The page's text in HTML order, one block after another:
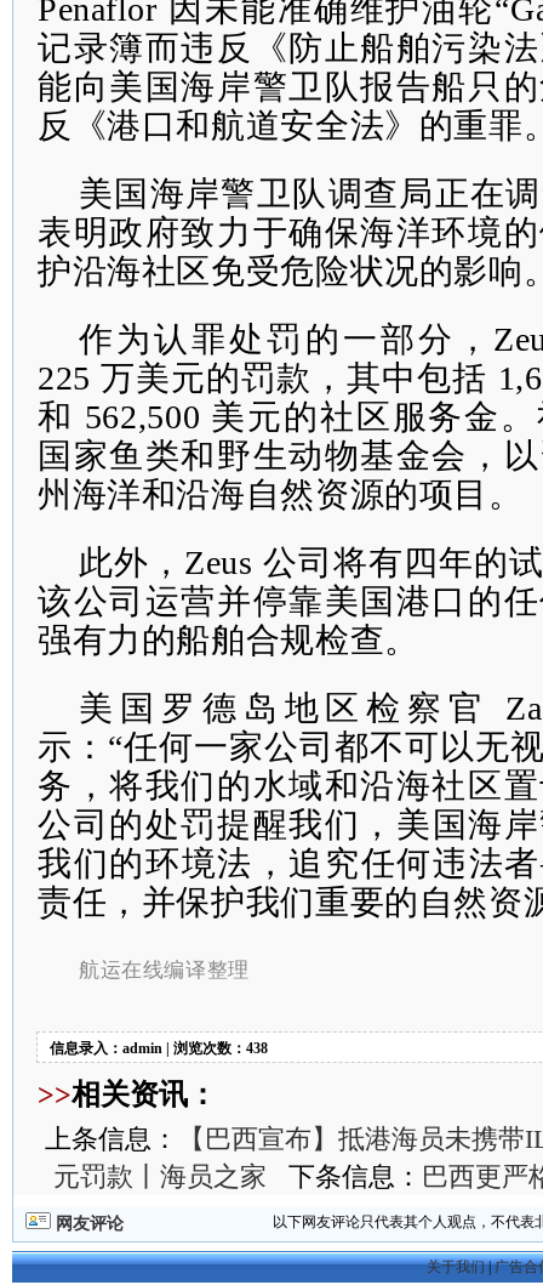
Penaflor 因未能准确维护油轮“
记录簿而违反
《防止船舶污染
能向美国海岸警卫队报告船只
反《港口和航道安全法》的重罪
美国海岸警卫队调查局正在
表明政府致力于确保海洋环境
护沿海社区免受危险状况的影响
作为认罪处罚的一部分，
225 万美元的罚款，其中包括
和 562,500 美元的社区服务金
国家鱼类和野生动物基金会，
州海洋和沿海自然资源的项目。
此外，Zeus 公司将有四年的
该公司运营并停靠美国港口的
强有力的船舶合规检查。
美国罗德岛地区检察官
示：“任何一家公司都不可以无
务，将我们的水域和沿海社区
公司的处罚提醒我们， 美国海
我们的环境法，追究任何违法
责任，并保护我们重要的自然资
航运在线编译整理
信息录入：admin | 浏览次数：438
>>相关资讯：
上条信息：
【巴西宣布】抵港海员未携带
元罚款丨海员之家 下条信息： 巴西更严
网友评论 以下网友评论只代表其个人观点，不代
关于我们|广告合